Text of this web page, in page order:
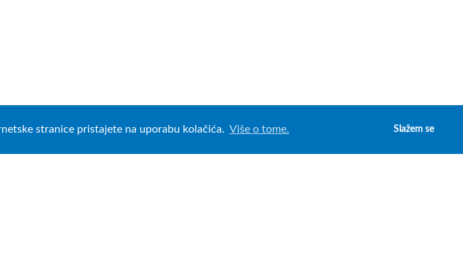
stranice pristajete na uporabu kolačića. Više o tome. Slažem se